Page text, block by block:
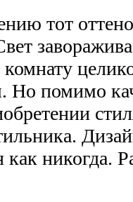
тот
комнату
Но помимо
как никогда.